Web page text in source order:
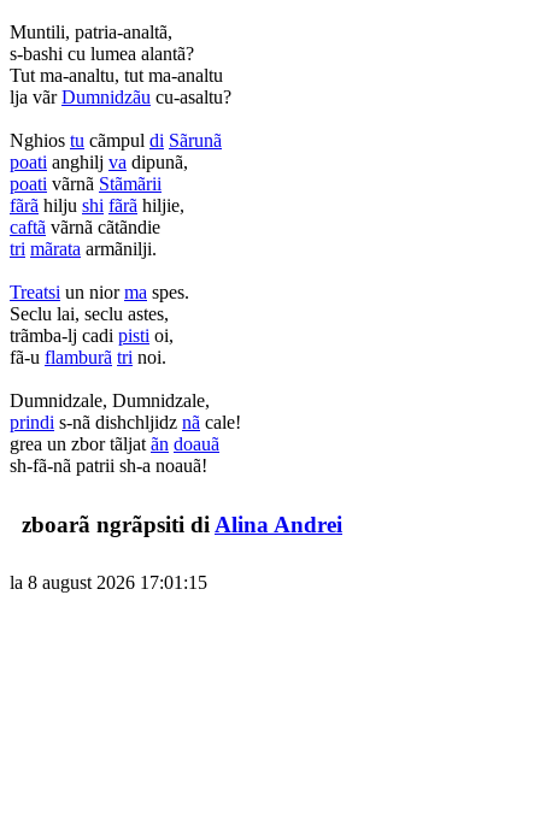
Muntili, patria-analtã,
s-bashi cu lumea alantã?
Tut ma-analtu, tut ma-analtu
lja vãrDumnidzãu cu-asaltu?
Nghios tu cãmpul di Sãrunã
poati anghilj va dipunã,
poati vãrnã Stãmãrii
fãrã hilju shi fãrã hiljie,
caftã vãrnã cãtãndie
tri mãrata armãnilji.
Treatsi un niorma spes.
Seclu lai, seclu astes,
trãmba-lj cadi pisti oi,
fã-u flamburã tri noi.
Dumnidzale, Dumnidzale,
prindi s-nã dishchljidz nã cale!
grea un zbor tãljat ãn doauã
sh-fã-nã patrii sh-a noauã!
zboarã ngrãpsiti di Alina Andrei
la 8 august 2026 17:01:15